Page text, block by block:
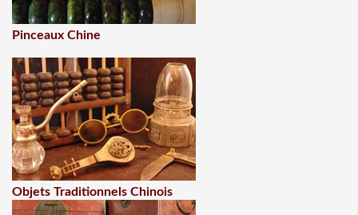
Pinceaux Chine
Objets Traditionnels Chinois